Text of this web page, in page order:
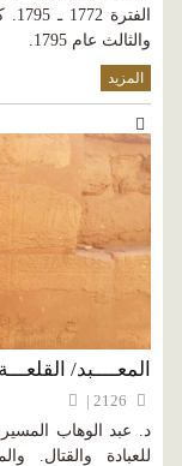
والثالث عام 1795.
المزيد
المعــــبد/ القلعـــة
د. عبد الوهاب
للعبادة والقتال.